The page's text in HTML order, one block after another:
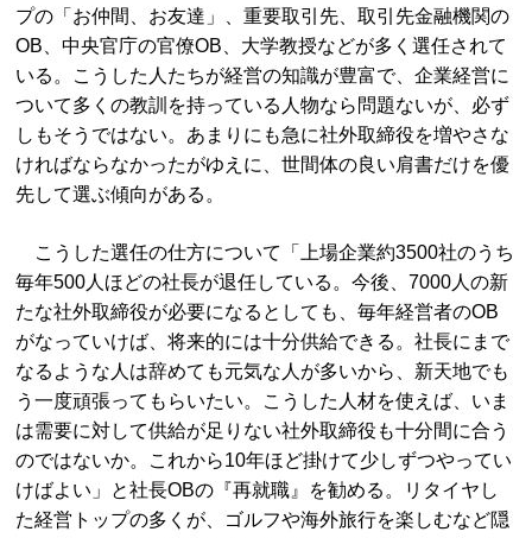
プの「お仲間、お友達」、重要取引先、取引先金融機関の
OB、中央官庁の官僚OB、大学教授などが多く選任されて
いる。こうした人たちが経営の知識が豊富で、企業経営に
ついて多くの教訓を持っている人物なら問題ないが、必ず
しもそうではない。あまりにも急に社外取締役を増やさな
ければならなかったがゆえに、世間体の良い肩書だけを優
先して選ぶ傾向がある。
こうした選任の仕方について「上場企業約3500社のうち
毎年500人ほどの社長が退任している。今後、7000人の新
たな社外取締役が必要になるとしても、毎年経営者のOB
がなっていけば、将来的には十分供給できる。社長にまで
なるような人は辞めても元気な人が多いから、新天地でも
う一度頑張ってもらいたい。こうした人材を使えば、いま
は需要に対して供給が足りない社外取締役も十分間に合う
のではないか。これから10年ほど掛けて少しずつやってい
けばよい」と社長OBの『再就職』を勧める。リタイヤし
た経営トップの多くが、ゴルフや海外旅行を楽しむなど隠